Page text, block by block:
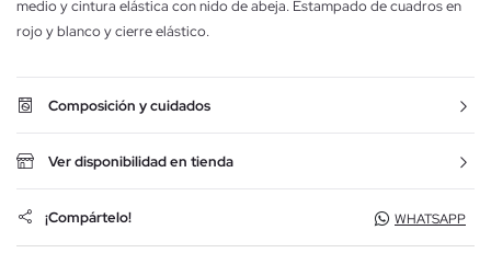
medio y cintura elástica con nido de abeja. Estampado de cuadros en
rojo y blanco y cierre elástico.
Composición y cuidados
Ver disponibilidad en tienda
¡Compártelo! WHATSAPP